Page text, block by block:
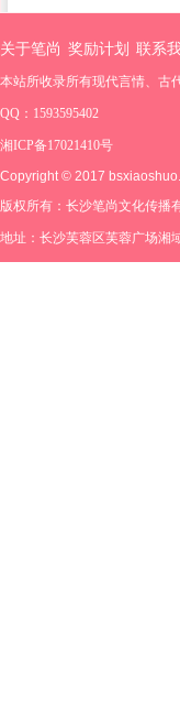
关于笔尚 奖励计划 联系
本站所收录所有现代言情、古
QQ：1593595402
湘ICP备17021410号
Copyright © 2017
版权所有：长沙笔尚文化传播
地址：长沙芙蓉区芙蓉广场湘